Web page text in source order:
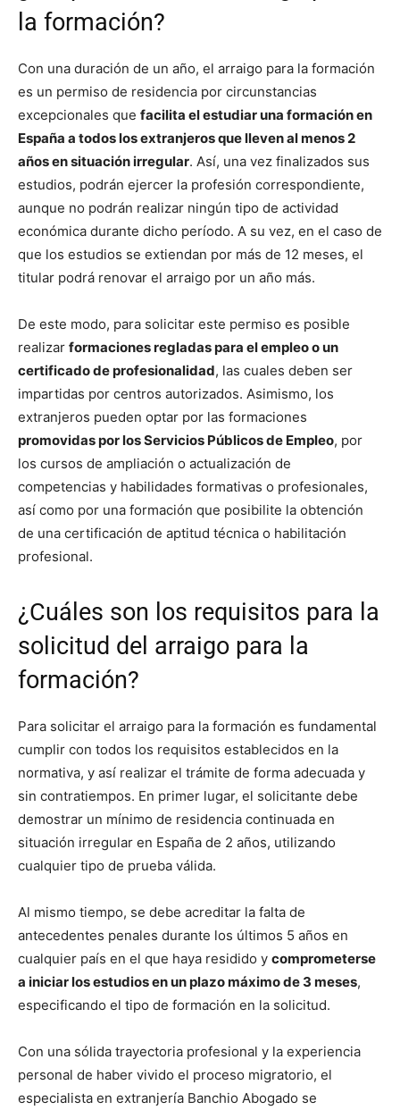
la formación?
Con una duración de un año, el arraigo para la formación
es un permiso de residencia por circunstancias
excepcionales que facilita el estudiar una formación en
España a todos los extranjeros que lleven al menos 2
años en situación irregular. Así, una vez finalizados sus
estudios, podrán ejercer la profesión correspondiente,
aunque no podrán realizar ningún tipo de actividad
económica durante dicho período. A su vez, en el caso de
que los estudios se extiendan por más de 12 meses, el
titular podrá renovar el arraigo por un año más.
De este modo, para solicitar este permiso es posible
realizar formaciones regladas para el empleo o un
certificado de profesionalidad, las cuales deben ser
impartidas por centros autorizados. Asimismo, los
extranjeros pueden optar por las formaciones
promovidas por los Servicios Públicos de Empleo, por
los cursos de ampliación o actualización de
competencias y habilidades formativas o profesionales,
así como por una formación que posibilite la obtención
de una certificación de aptitud técnica o habilitación
profesional.
¿Cuáles son los requisitos para la
solicitud del arraigo para la
formación?
Para solicitar el arraigo para la formación es fundamental
cumplir con todos los requisitos establecidos en la
normativa, y así realizar el trámite de forma adecuada y
sin contratiempos. En primer lugar, el solicitante debe
demostrar un mínimo de residencia continuada en
situación irregular en España de 2 años, utilizando
cualquier tipo de prueba válida.
Al mismo tiempo, se debe acreditar la falta de
antecedentes penales durante los últimos 5 años en
cualquier país en el que haya residido y comprometerse
a iniciar los estudios en un plazo máximo de 3 meses,
especificando el tipo de formación en la solicitud.
Con una sólida trayectoria profesional y la experiencia
personal de haber vivido el proceso migratorio, el
especialista en extranjería Banchio Abogado se